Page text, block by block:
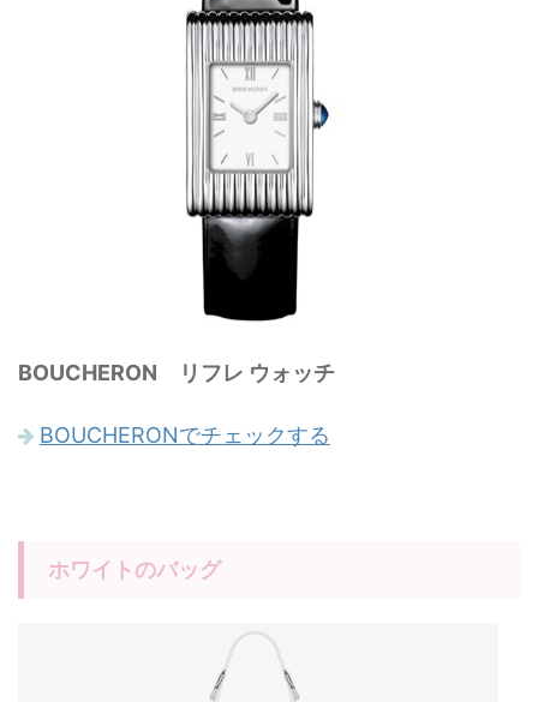
BOUCHERON リフレ ウォッチ
BOUCHERONでチェックする
ホワイトのバッグ